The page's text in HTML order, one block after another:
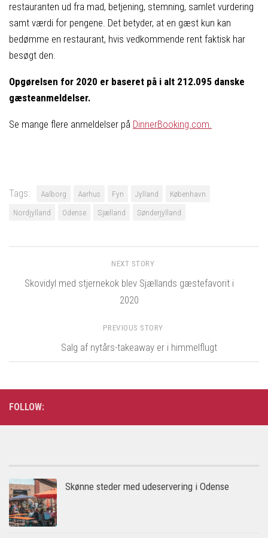
restauranten ud fra mad, betjening, stemning, samlet vurdering
samt værdi for pengene. Det betyder, at en gæst kun kan
bedømme en restaurant, hvis vedkommende rent faktisk har
besøgt den.
Opgørelsen for 2020 er baseret på i alt 212.095 danske
gæsteanmeldelser.
Se mange flere anmeldelser på DinnerBooking.com.
Tags: Aalborg Aarhus Fyn Jylland
København
Nordjylland
Odense Sjælland Sønderjylland
NEXT STORY
Skovidyl med stjernekok blev Sjællands gæstefavorit i
2020
PREVIOUS STORY
Salg af nytårs-takeaway er i himmelflugt
FOLLOW:
Skønne steder med udeservering i Odense